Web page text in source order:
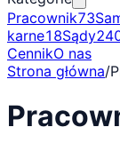
Pracownik73
karne18Sądy
CennikO nas
Strona główna/